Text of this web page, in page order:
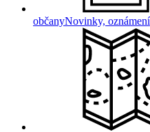
občanyNovinky, oznámení